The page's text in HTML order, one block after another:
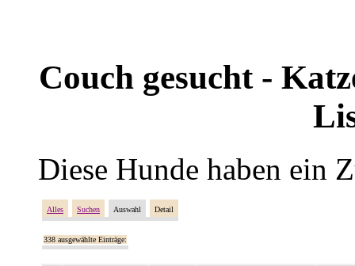
Couch gesucht -
Diese Hunde haben ein
Alles Suchen Auswahl Detail
338 ausgewählte Einträge: